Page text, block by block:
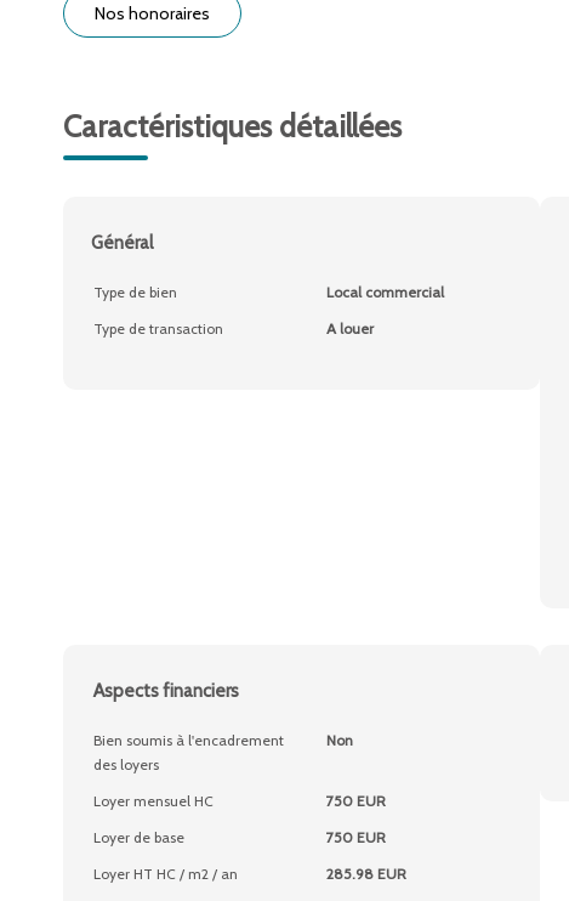
Nos honoraires
Caractéristiques détaillées
Général
Type de bien
Local commercial
Type de transaction
A louer
Aspects financiers
Bien soumis à l'encadrement
des loyers
Non
Loyer mensuel HC
750 EUR
Loyer de base
750 EUR
Loyer HT HC / m2 / an
285.98 EUR